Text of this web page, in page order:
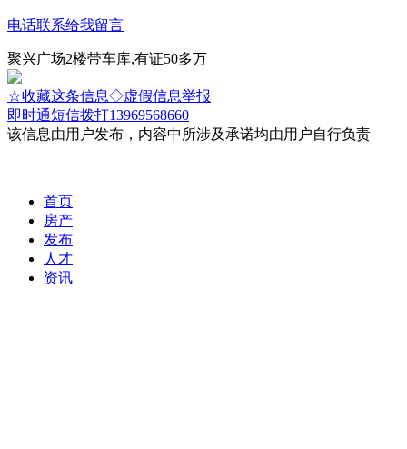
电话联系给我留言
聚兴广场2楼带车库,有证50多万
☆收藏这条信息◇虚假信息举报
即时通短信拨打13969568660
该信息由用户发布，内容中所涉及承诺均由用户自行负责
首页
房产
发布
人才
资讯